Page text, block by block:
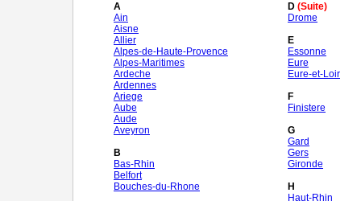
A
Ain
Aisne
Allier
Alpes-de-Haute-Provence
Alpes-Maritimes
Ardeche
Ardennes
Ariege
Aube
Aude
Aveyron
B
Bas-Rhin
Belfort
Bouches-du-Rhone
D (Suite)
Drome
E
Essonne
Eure
Eure-et-Loir
F
Finistere
G
Gard
Gers
Gironde
H
Haut-Rhin